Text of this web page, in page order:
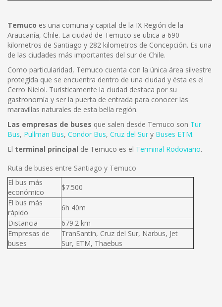
Temuco es una comuna y capital de la IX Región de la
Araucanía, Chile. La ciudad de Temuco se ubica a 690
kilometros de Santiago y 282 kilometros de Concepción. Es una
de las ciudades más importantes del sur de Chile.
Como particularidad, Temuco cuenta con la única área silvestre
protegida que se encuentra dentro de una ciudad y ésta es el
Cerro Ñielol. Turísticamente la ciudad destaca por su
gastronomía y ser la puerta de entrada para conocer las
maravillas naturales de esta bella región.
Las empresas de buses que salen desde Temuco son Tur
Bus, Pullman Bus, Condor Bus, Cruz del Sur y Buses ETM.
El terminal principal de Temuco es el Terminal Rodoviario.
Ruta de buses entre Santiago y Temuco
El bus más
económico
$7.500
El bus más
rápido
6h 40m
Distancia
679.2 km
Empresas de
buses
TranSantin, Cruz del Sur, Narbus, Jet
Sur, ETM, Thaebus